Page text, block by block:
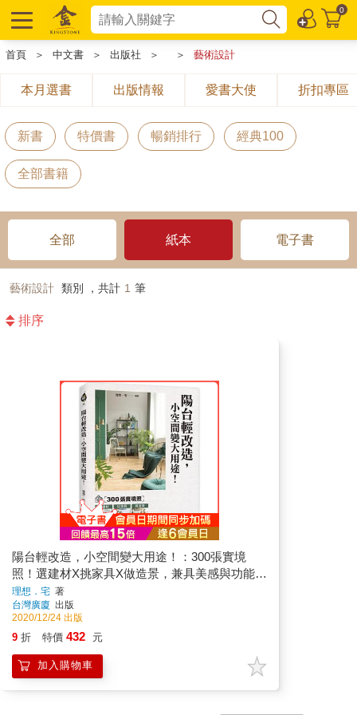
0
首頁 ＞ 中文書 ＞ 出版社 ＞ ＞ 藝術設計
本月選書 出版情報 愛書大使 折扣專區
新書 特價書 暢銷排行 經典100
全部書籍
全部 紙本 電子書
藝術設計 類別 ，共計 1 筆
排序
陽台輕改造，小空間變大用途！：300張實境
照！選建材X挑家具X做造景，兼具美感與功能的
10大類設計
理想．宅 著
台灣廣廈 出版
2020/12/24 出版
9 折 特價 432 元
加入購物車